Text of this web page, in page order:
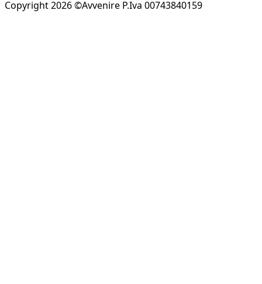
Copyright 2026 ©Avvenire P.Iva 00743840159